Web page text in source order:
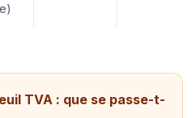
TVA : que se passe-t-